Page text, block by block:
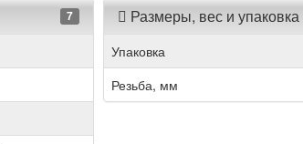
7 Размеры, вес и упаковка
Упаковка
Резьба, мм